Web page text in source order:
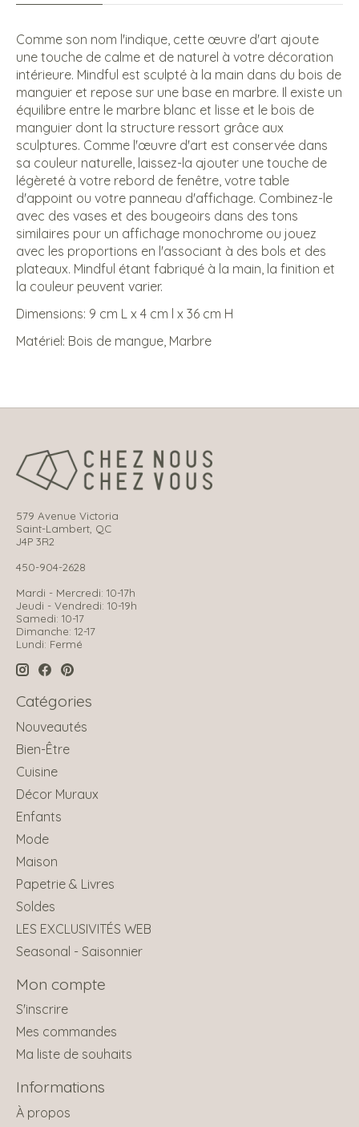
Comme son nom l'indique, cette œuvre d'art ajoute
une touche de calme et de naturel à votre décoration
intérieure. Mindful est sculpté à la main dans du bois de
manguier et repose sur une base en marbre. Il existe un
équilibre entre le marbre blanc et lisse et le bois de
manguier dont la structure ressort grâce aux
sculptures. Comme l'œuvre d'art est conservée dans
sa couleur naturelle, laissez-la ajouter une touche de
légèreté à votre rebord de fenêtre, votre table
d'appoint ou votre panneau d'affichage. Combinez-le
avec des vases et des bougeoirs dans des tons
similaires pour un affichage monochrome ou jouez
avec les proportions en l'associant à des bols et des
plateaux. Mindful étant fabriqué à la main, la finition et
la couleur peuvent varier.
Dimensions: 9 cm L x 4 cm l x 36 cm H
Matériel: Bois de mangue, Marbre
579 Avenue Victoria
Saint-Lambert, QC
J4P 3R2
450-904-2628
Mardi - Mercredi: 10-17h
Jeudi - Vendredi: 10-19h
Samedi: 10-17
Dimanche: 12-17
Lundi: Fermé
Catégories
Nouveautés
Bien-Être
Cuisine
Décor Muraux
Enfants
Mode
Maison
Papetrie & Livres
Soldes
LES EXCLUSIVITÉS WEB
Seasonal - Saisonnier
Mon compte
S'inscrire
Mes commandes
Ma liste de souhaits
Informations
À propos